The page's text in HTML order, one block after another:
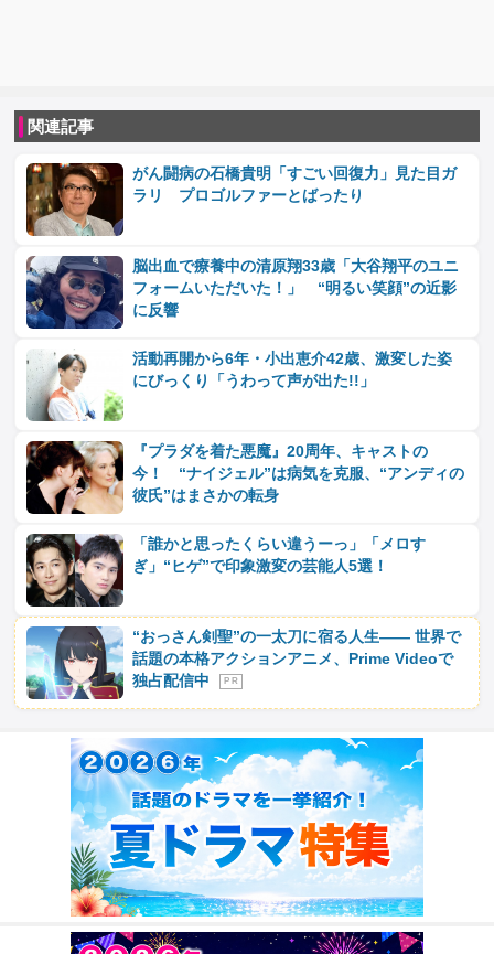
関連記事
がん闘病の石橋貴明「すごい回復力」見た目ガ
ラリ プロゴルファーとばったり
脳出血で療養中の清原翔33歳「大谷翔平のユニ
フォームいただいた！」 “明るい笑顔”の近影
に反響
活動再開から6年・小出恵介42歳、激変した姿
にびっくり「うわって声が出た!!」
『プラダを着た悪魔』20周年、キャストの
今！ “ナイジェル”は病気を克服、“アンディの
彼氏”はまさかの転身
「誰かと思ったくらい違うーっ」「メロす
ぎ」“ヒゲ”で印象激変の芸能人5選！
“おっさん剣聖”の一太刀に宿る人生―― 世界で
話題の本格アクションアニメ、Prime Videoで
独占配信中
P R